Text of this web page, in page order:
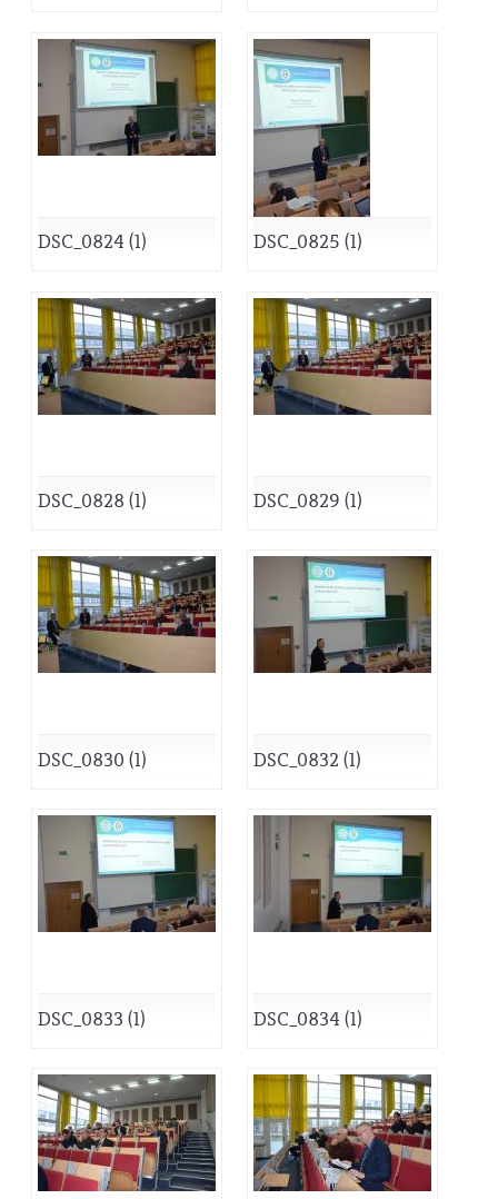
DSC_0824 (1) DSC_0825 (1)
DSC_0828 (1) DSC_0829 (1)
DSC_0830 (1) DSC_0832 (1)
DSC_0833 (1) DSC_0834 (1)